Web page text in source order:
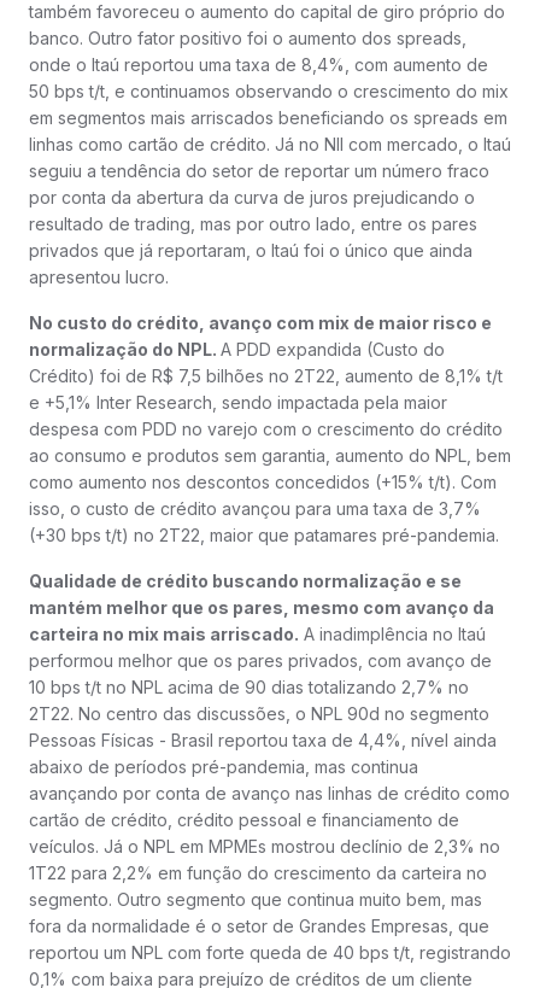
também favoreceu o aumento do capital de giro próprio do
banco. Outro fator positivo foi o aumento dos spreads,
onde o Itaú reportou uma taxa de 8,4%, com aumento de
50 bps t/t, e continuamos observando o crescimento do mix
em segmentos mais arriscados beneficiando os spreads em
linhas como cartão de crédito. Já no NII com mercado, o Itaú
seguiu a tendência do setor de reportar um número fraco
por conta da abertura da curva de juros prejudicando o
resultado de trading, mas por outro lado, entre os pares
privados que já reportaram, o Itaú foi o único que ainda
apresentou lucro.
No custo do crédito, avanço com mix de maior risco e
normalização do NPL. A PDD expandida (Custo do
Crédito) foi de R$ 7,5 bilhões no 2T22, aumento de 8,1% t/t
e +5,1% Inter Research, sendo impactada pela maior
despesa com PDD no varejo com o crescimento do crédito
ao consumo e produtos sem garantia, aumento do NPL, bem
como aumento nos descontos concedidos (+15% t/t). Com
isso, o custo de crédito avançou para uma taxa de 3,7%
(+30 bps t/t) no 2T22, maior que patamares pré-pandemia.
Qualidade de crédito buscando normalização e se
mantém melhor que os pares, mesmo com avanço da
carteira no mix mais arriscado. A inadimplência no Itaú
performou melhor que os pares privados, com avanço de
10 bps t/t no NPL acima de 90 dias totalizando 2,7% no
2T22. No centro das discussões, o NPL 90d no segmento
Pessoas Físicas - Brasil reportou taxa de 4,4%, nível ainda
abaixo de períodos pré-pandemia, mas continua
avançando por conta de avanço nas linhas de crédito como
cartão de crédito, crédito pessoal e financiamento de
veículos. Já o NPL em MPMEs mostrou declínio de 2,3% no
1T22 para 2,2% em função do crescimento da carteira no
segmento. Outro segmento que continua muito bem, mas
fora da normalidade é o setor de Grandes Empresas, que
reportou um NPL com forte queda de 40 bps t/t, registrando
0,1% com baixa para prejuízo de créditos de um cliente